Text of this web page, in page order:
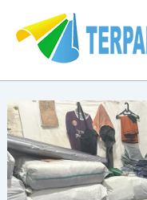
konten
navigation